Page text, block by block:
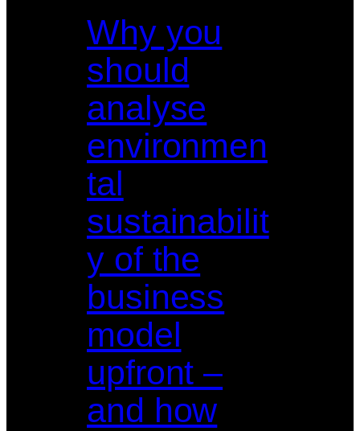
Why you
should
analyse
environmen
tal
sustainabilit
y of the
business
model
upfront –
and how